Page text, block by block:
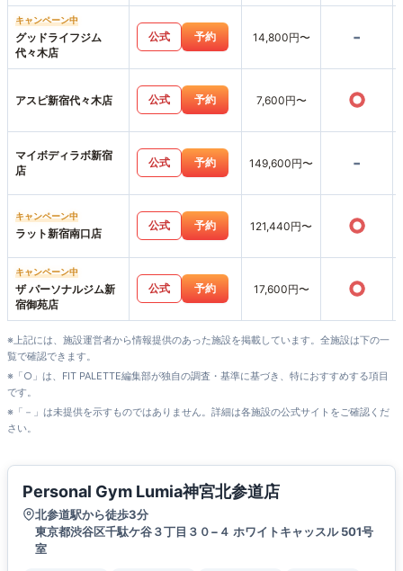
キャンペーン中
グッドライフジム
代々木店
公式 予約 14,800円〜 -
アスピ新宿代々木店 公式 予約 7,600円〜 ○
マイボディラボ新宿
店
公式 予約 149,600円〜 -
キャンペーン中
ラット新宿南口店
公式 予約 121,440円〜 ○
キャンペーン中
ザ パーソナルジム新
宿御苑店
公式 予約 17,600円〜 ○
※上記には、施設運営者から情報提供のあった施設を掲載しています。全施設は下の一
覧で確認できます。
※「○」は、FIT PALETTE編集部が独自の調査・基準に基づき、特におすすめする項目
です。
※「－」は未提供を示すものではありません。詳細は各施設の公式サイトをご確認くだ
さい。
Personal Gym Lumia神宮北参道店
北参道駅から徒歩3分
東京都渋谷区千駄ケ谷３丁目３０−４ ホワイトキャッスル 501号
室